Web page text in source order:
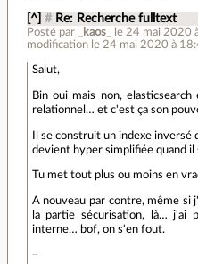
[^] # Re: Recherche fulltext
Posté par _kaos_ le 24 mai 2020
modification le 24 mai 2020 à
Salut,
Bin oui mais non,
relationnel… et c'est ça son
Il se construit un indexe
devient hyper simplifiée quand il
Tu met tout plus ou moins en
A nouveau par contre, même si
la partie sécurisation, là… j'ai
interne… bof, on s'en fout.